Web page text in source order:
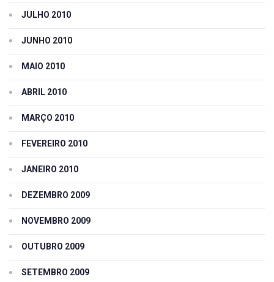
JULHO 2010
JUNHO 2010
MAIO 2010
ABRIL 2010
MARÇO 2010
FEVEREIRO 2010
JANEIRO 2010
DEZEMBRO 2009
NOVEMBRO 2009
OUTUBRO 2009
SETEMBRO 2009